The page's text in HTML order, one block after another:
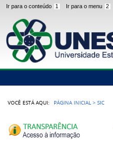
Ir para o conteúdo 1 Ir para o menu 2
VOCÊ ESTÁ AQUI: PÁGINA INICIAL >SIC